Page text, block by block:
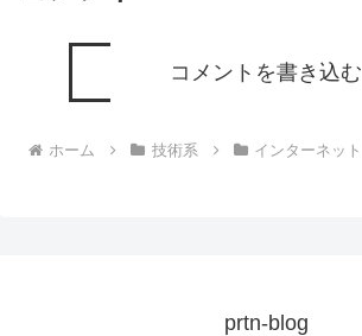
コメントを書き込む
ホーム 技術系 インターネット
prtn-blog